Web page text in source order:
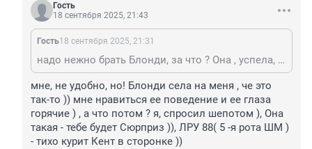
Гость
18 сентября 2025, 21:43
Гость18 сентября 2025, 21:31
надо нежно брать Блонди, за что ? Она , успела, тебе ножку положить на твой боди нежный ?? Как все было, потом, ты усталь ? )
мне, не удобно, но! Блонди села на меня , че это
так-то )) мне нравиться ее поведение и ее глаза
горячие ) , а что потом ? я, спросил шепотом ), Она
такая - тебе будет Сюрприз )), ЛРУ 88( 5 -я рота ШМ )
- тихо курит Кент в сторонке ))